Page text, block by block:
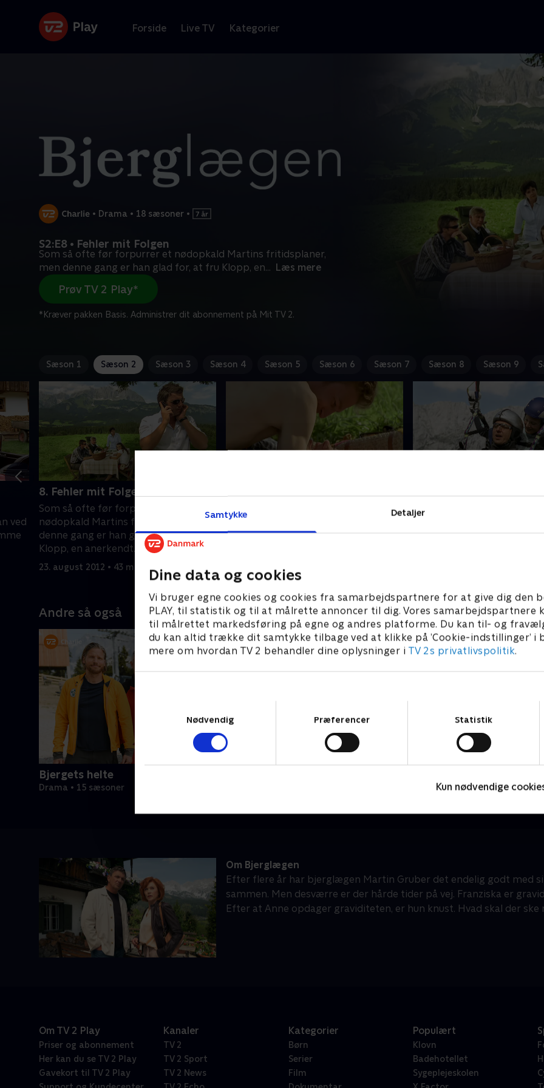
Samtykke Detaljer
Dine data og cookies
Vi bruger egne cookies og cookies fra samarbejdspartnere for at give dig den
PLAY, til statistik og til at målrette annoncer til dig. Vores samarbejdspartnere
til målrettet markedsføring på egne og andres platforme. Du kan til- og
du kan altid trække dit samtykke tilbage ved at klikke på ’Cookie-indstillinger’ i
mere om hvordan TV 2 behandler dine oplysninger i TV 2s privatlivspolitik.
Nødvendig
Præferencer Statistik
Kun nødvendige
Forside Live TV Kategorier
• Drama • 18 sæsoner •
S2:E8 • Fehler mit Folgen
Som så ofte før forpurrer et nødopkald Martins fritidsplaner,
men denne gang er han glad for, at fru Klopp, en... Læs mere
Prøv TV 2 Play*
*Kræver pakken Basis. Administrer dit abonnement på Mit TV 2.
Sæson 1 Sæson 2 Sæson 3 Sæson 4 Sæson 5 Sæson 6 Sæson 7 Sæson 8 Sæson 9
ved
8. Fehler mit Folgen
Som så ofte før forpurrer et
nødopkald Martins fritidsplaner, men
denne gang er han glad for, at fru
Klopp, en anerkendt
sygdomsbehandler, ringer til ham.
23. august 2012 • 43 min
Hans Gruber er endelig lykkeligt
forelsket igen og kan ikke få nok af
Klara. Martins gamle ven er faldet og
24. august 2012 • 43 min
Martin har kækt lovet
Andre så også
Bjergets helte
Drama • 15 sæsoner
Om Bjerglægen
Efter flere år har bjerglægen Martin Gruber det endelig godt med
sammen. Men desværre er der hårde tider på vej. Franziska er
Efter at Anne opdager graviditeten, er hun knust. Hvad skal der ske
Om TV 2 Play
Priser og abonnement
Her kan du se TV 2 Play
Gavekort til TV 2 Play
Kanaler
TV 2
TV 2 Sport
TV 2 News
Kategorier
Børn
Serier
Film
Populært
Klovn
Badehotellet
Sygeplejeskolen